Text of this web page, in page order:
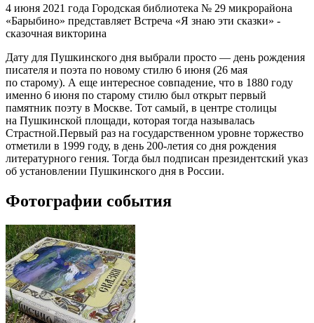
4 июня 2021 года Городская библиотека № 29 микрорайона
«Барыбино» представляет Встреча «Я знаю эти сказки» -
сказочная викторина
Дату для Пушкинского дня выбрали просто — день рождения
писателя и поэта по новому стилю 6 июня (26 мая
по старому). А еще интересное совпадение, что в 1880 году
именно 6 июня по старому стилю был открыт первый
памятник поэту в Москве. Тот самый, в центре столицы
на Пушкинской площади, которая тогда называлась
Страстной.Первый раз на государственном уровне торжество
отметили в 1999 году, в день 200-летия со дня рождения
литературного гения. Тогда был подписан президентский указ
об установлении Пушкинского дня в России.
Фотографии события